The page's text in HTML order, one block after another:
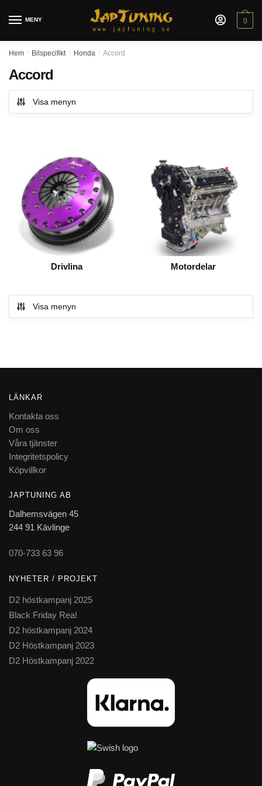
MENY 0
Hem / Bilspecifikt / Honda / Accord
Accord
Visa menyn
Drivlina Motordelar
Visa menyn
LÄNKAR
Kontakta oss
Om oss
Våra tjänster
Integritetspolicy
Köpvillkor
JAPTUNING AB
Dalhemsvägen 45
244 91 Kävlinge
070-733 63 96
NYHETER / PROJEKT
D2 höstkampanj 2025
Black Friday Rea!
D2 höstkampanj 2024
D2 Höstkampanj 2023
D2 Höstkampanj 2022